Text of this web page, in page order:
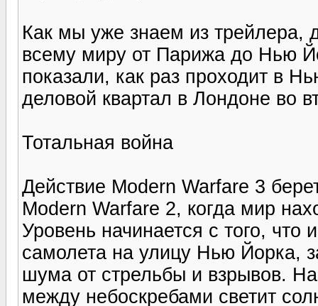
Как мы уже знаем из трейлера,
всему миру от Парижа до Нью
показали, как раз проходит в
деловой квартал в Лондоне во
Тотальная война
Действие Modern Warfare 3
Modern Warfare 2, когда мир
Уровень начинается с того, что
самолета на улицу Нью Йорка,
шума от стрельбы и взрывов.
между небоскребами светит